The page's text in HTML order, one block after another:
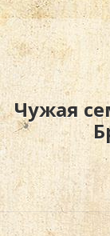
Чужая